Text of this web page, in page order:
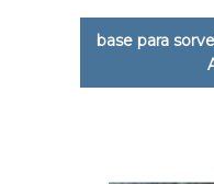
base para